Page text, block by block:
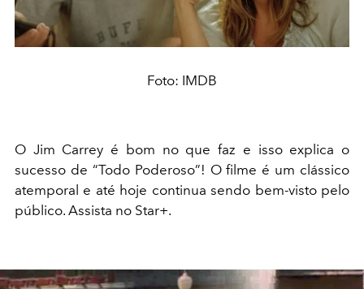
Foto: IMDB
O Jim Carrey é bom no que faz e isso explica o
sucesso de “Todo Poderoso”! O filme é um clássico
atemporal e até hoje continua sendo bem-visto pelo
público. Assista no Star+.